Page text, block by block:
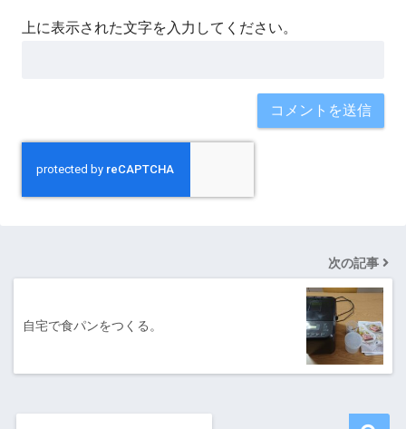
上に表示された文字を入力してください。
次の記事
自宅で食パンをつくる。